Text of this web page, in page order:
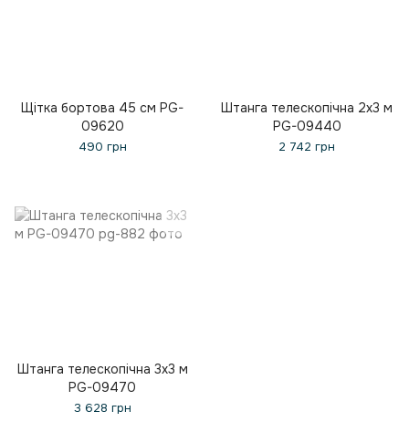
Щітка бортова 45 см PG-
09620
490 грн
Штанга телескопічна 2x3 м
PG-09440
2 742 грн
Штанга телескопічна 3x3 м
PG-09470
3 628 грн